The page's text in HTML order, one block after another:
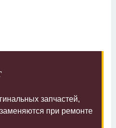
запчастей,
при ремонте